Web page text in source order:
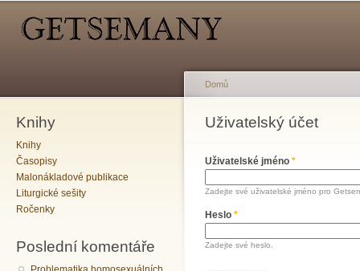
Knihy
Knihy
Časopisy
Malonákladové publikace
Liturgické sešity
Ročenky
Poslední komentáře
Jste zde
Domů
Uživatelský účet
Hlavní záložky
Uživatelské jméno *
Zadejte své uživatelské jméno pro
Heslo *
Zadejte své heslo.